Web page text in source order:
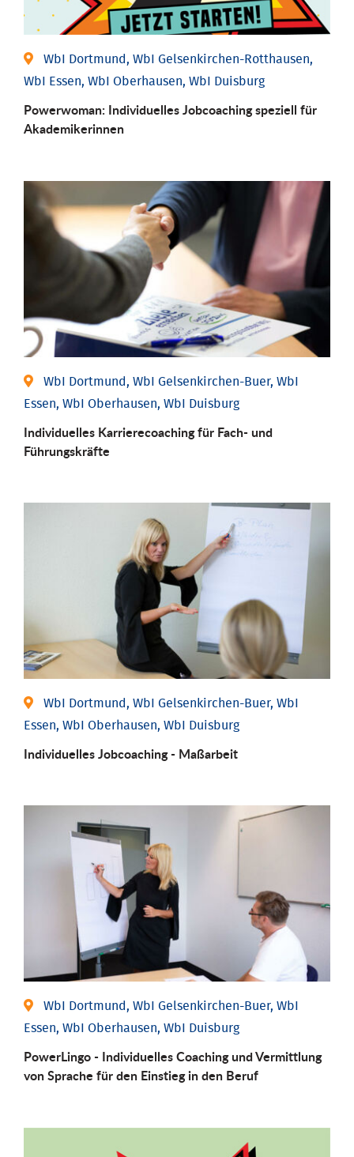
WbI Dortmund, WbI Gelsenkirchen-Rotthausen,
WbI Essen, WbI Oberhausen, WbI Duisburg
Powerwoman: Individu­elles Job­coaching speziell für
Aka­demiker­innen
WbI Dortmund, WbI Gelsenkirchen-Buer, WbI
Essen, WbI Oberhausen, WbI Duisburg
Individu­elles Karrierecoaching für Fach-­ und
Führungs­kräfte
WbI Dortmund, WbI Gelsenkirchen-Buer, WbI
Essen, WbI Oberhausen, WbI Duisburg
Individu­elles Job­coaching - Maßarbeit
WbI Dortmund, WbI Gelsenkirchen-Buer, WbI
Essen, WbI Oberhausen, WbI Duisburg
PowerLingo - Individuelles Coaching und Vermittlung
von Sprache für den Einstieg in den Beruf